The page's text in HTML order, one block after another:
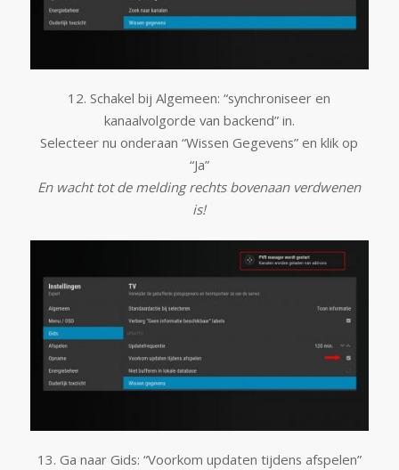
12. Schakel bij Algemeen: “synchroniseer en
kanaalvolgorde van backend” in.
Selecteer nu onderaan “Wissen Gegevens” en klik op
“Ja”
En wacht tot de melding rechts bovenaan verdwenen
is!
13. Ga naar Gids: “Voorkom updaten tijdens afspelen”